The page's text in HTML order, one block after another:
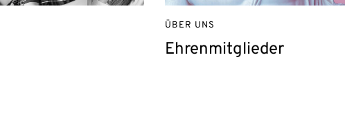
Ehrenmitglieder
ÜBER UNS